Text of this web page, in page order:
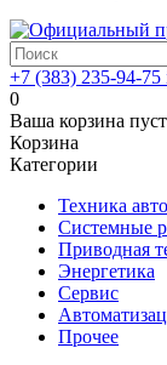
+7 (383) 235-94-75
0
Ваша корзина
Корзина
Категории
Техника
Системные
Приводная
Энергетика
Сервис
Прочее